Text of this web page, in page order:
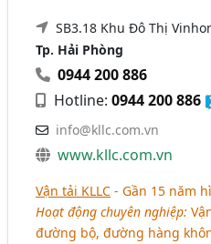
SB3.18 Khu Đô Thị
Tp. Hải Phòng
0944 200 886
Hotline:0944 200 886
info@kllc.com.vn
www.kllc.com.vn
Vận tải KLLC - Gần 15 năm
Hoạt động chuyên nghiệp:
đường bộ, đường hàng